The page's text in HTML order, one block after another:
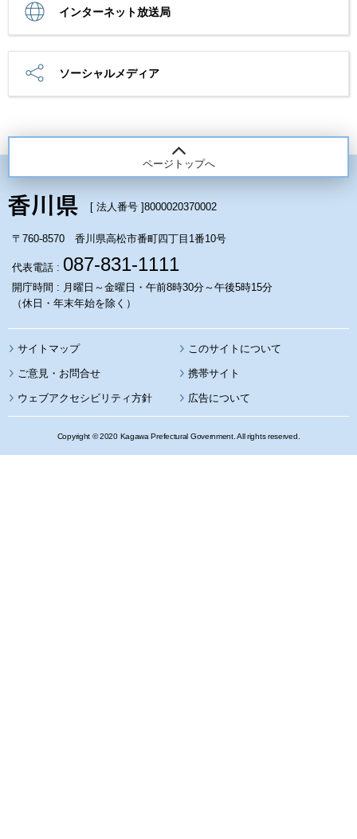
インターネット放送局
ソーシャルメディア
ページトップへ
[ 法人番号 ]8000020370002
〒760-8570 香川県高松市番町四丁目1番10号
代表電話 : 087-831-1111
開庁時間 : 月曜日～金曜日・午前8時30分～午後5時15分
（休日・年末年始を除く）
サイトマップ このサイトについて
携帯サイト
ウェブアクセシビリティ方針 広告について
Copyright © 2020 Kagawa Prefectural Government. All rights reserved.